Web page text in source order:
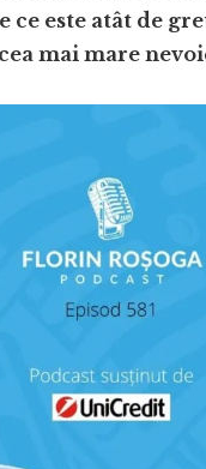
ce este atât de
mai mare